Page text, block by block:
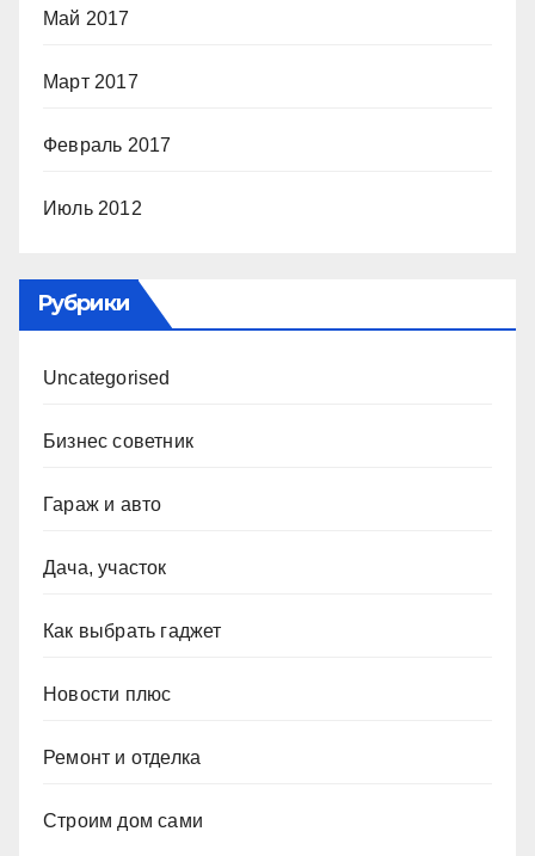
Май 2017
Март 2017
Февраль 2017
Июль 2012
Рубрики
Uncategorised
Бизнес советник
Гараж и авто
Дача, участок
Как выбрать гаджет
Новости плюс
Ремонт и отделка
Строим дом сами